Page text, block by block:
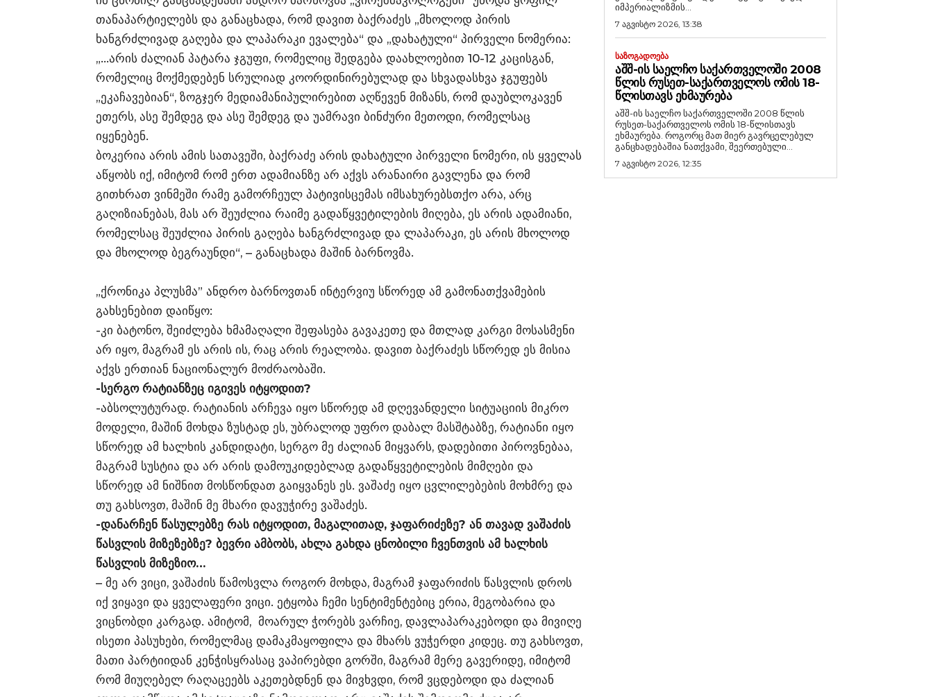
თანაპარტიელებს და განაცხადა, რომ დავით ბაქრაძეს „მხოლოდ პირის
ხანგრძლივად გაღება და ლაპარაკი ევალება“ და „დახატული“ პირველი ნომერია:
„…არის ძალიან პატარა ჯგუფი, რომელიც შედგება დაახლოებით 10-12 კაცისგან,
რომელიც მოქმედებენ სრულიად კოორდინირებულად და სხვადასხვა ჯგუფებს
„ეკაჩავებიან“, ზოგჯერ მედიამანიპულირებით აღწევენ მიზანს, რომ დაუბლოკავენ
ეთერს, ასე შემდეგ და ასე შემდეგ და უამრავი ბინძური მეთოდი, რომელსაც
იყენებენ.
ბოკერია არის ამის სათავეში, ბაქრაძე არის დახატული პირველი ნომერი, ის ყველას
აწყობს იქ, იმიტომ რომ ერთ ადამიანზე არ აქვს არანაირი გავლენა და რომ
გითხრათ ვინმეში რამე გამორჩეულ პატივისცემას იმსახურებსთქო არა, არც
გაღიზიანებას, მას არ შეუძლია რაიმე გადაწყვეტილების მიღება, ეს არის ადამიანი,
რომელსაც შეუძლია პირის გაღება ხანგრძლივად და ლაპარაკი, ეს არის მხოლოდ
და მხოლოდ ბეგრაუნდი“, – განაცხადა მაშინ ბარნოვმა.
„ქრონიკა პლუსმა” ანდრო ბარნოვთან ინტერვიუ სწორედ ამ გამონათქვამების
გახსენებით დაიწყო:
-კი ბატონო, შეიძლება ხმამაღალი შეფასება გავაკეთე და მთლად კარგი მოსასმენი
არ იყო, მაგრამ ეს არის ის, რაც არის რეალობა. დავით ბაქრაძეს სწორედ ეს მისია
აქვს ერთიან ნაციონალურ მოძრაობაში.
-სერგო რატიანზეც იგივეს იტყოდით?
-აბსოლუტურად. რატიანის არჩევა იყო სწორედ ამ დღევანდელი სიტუაციის მიკრო
მოდელი, მაშინ მოხდა ზუსტად ეს, უბრალოდ უფრო დაბალ მასშტაბზე, რატიანი იყო
სწორედ ამ ხალხის კანდიდატი, სერგო მე ძალიან მიყვარს, დადებითი პიროვნებაა,
მაგრამ სუსტია და არ არის დამოუკიდებლად გადაწყვეტილების მიმღები და
სწორედ ამ ნიშნით მოსწონდათ გაიყვანეს ეს. ვაშაძე იყო ცვლილებების მოხმრე და
თუ გახსოვთ, მაშინ მე მხარი დავუჭირე ვაშაძეს.
-დანარჩენ წასულებზე რას იტყოდით, მაგალითად, ჯაფარიძეზე? ან თავად ვაშაძის
წასვლის მიზეზებზე? ბევრი ამბობს, ახლა გახდა ცნობილი ჩვენთვის ამ ხალხის
წასვლის მიზეზიო…
– მე არ ვიცი, ვაშაძის წამოსვლა როგორ მოხდა, მაგრამ ჯაფარიძის წასვლის დროს
იქ ვიყავი და ყველაფერი ვიცი. ეტყობა ჩემი სენტიმენტებიც ერია, მეგობარია და
ვიცნობდი კარგად. ამიტომ, მოარულ ჭორებს ვარჩიე, დავლაპარაკებოდი და მივიღე
ისეთი პასუხები, რომელმაც დამაკმაყოფილა და მხარს ვუჭერდი კიდეც. თუ გახსოვთ,
მათი პარტიიდან კენჭისყრასაც ვაპირებდი გორში, მაგრამ მერე გავერიდე, იმიტომ
რომ მიუღებელ რაღაცეებს აკეთებდნენ და მივხვდი, რომ ვცდებოდი და ძალიან
იმპერიალიზმის...
7 აგვისტო 2026, 13:38
ᲡᲐᲖᲝᲒᲐᲓᲝᲔᲑᲐ
ᲐᲨᲨ-ᲘᲡ ᲡᲐᲔᲚᲩᲝ ᲡᲐᲥᲐᲠᲗᲕᲔᲚᲝᲨᲘ 2008
ᲬᲚᲘᲡ ᲠᲣᲡᲔᲗ-ᲡᲐᲥᲐᲠᲗᲕᲔᲚᲝᲡ ᲝᲛᲘᲡ 18-
ᲬᲚᲘᲡᲗᲐᲕᲡ ᲔᲮᲛᲐᲣᲠᲔᲑᲐ
აშშ-ის საელჩო საქართველოში 2008 წლის
რუსეთ-საქართველოს ომის 18-წლისთავს
ეხმაურება. როგორც მათ მიერ გავრცელებულ
განცხადებაშია ნათქვამი, შეერთებული...
7 აგვისტო 2026, 12:35